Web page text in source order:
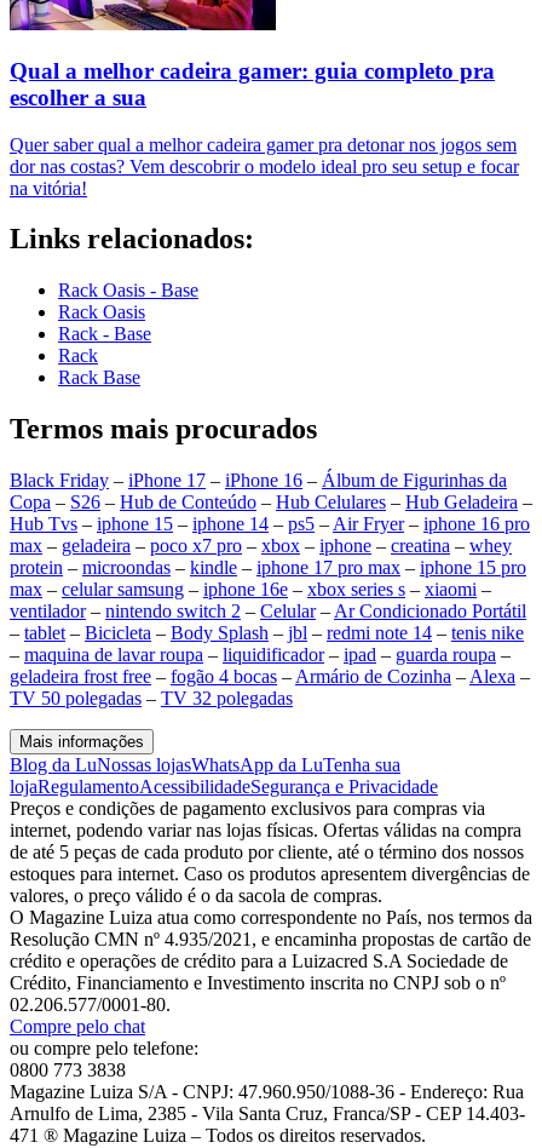
Qual a melhor cadeira gamer: guia completo pra
escolher a sua
Quer saber qual a melhor cadeira gamer pra detonar nos jogos sem
dor nas costas? Vem descobrir o modelo ideal pro seu setup e focar
na vitória!
Links relacionados:
Rack Oasis - Base
Rack Oasis
Rack - Base
Rack
Rack Base
Termos mais procurados
Black Friday – iPhone 17 – iPhone 16 – Álbum de Figurinhas da
Copa – S26 – Hub de Conteúdo – Hub Celulares – Hub Geladeira –
Hub Tvs – iphone 15 – iphone 14 – ps5 – Air Fryer– iphone 16 pro
max – geladeira – poco x7 pro – xbox – iphone – creatina – whey
protein – microondas – kindle – iphone 17 pro max – iphone 15 pro
max – celular samsung – iphone 16e – xbox series s – xiaomi –
ventilador– nintendo switch 2 – Celular– Ar Condicionado Portátil
– tablet – Bicicleta – Body Splash – jbl – redmi note 14 – tenis nike
– maquina de lavar roupa – liquidificador– ipad – guarda roupa –
geladeira frost free – fogão 4 bocas – Armário de Cozinha – Alexa –
TV 50 polegadas – TV 32 polegadas
Mais informações
Blog da LuNossas lojasWhatsApp da LuTenha sua
lojaRegulamentoAcessibilidadeSegurança e Privacidade
Preços e condições de pagamento exclusivos para compras via
internet, podendo variar nas lojas físicas. Ofertas válidas na compra
de até 5 peças de cada produto por cliente, até o término dos nossos
estoques para internet. Caso os produtos apresentem divergências de
valores, o preço válido é o da sacola de compras.
O Magazine Luiza atua como correspondente no País, nos termos da
Resolução CMN nº 4.935/2021, e encaminha propostas de cartão de
crédito e operações de crédito para a Luizacred S.A Sociedade de
Crédito, Financiamento e Investimento inscrita no CNPJ sob o nº
02.206.577/0001-80.
Compre pelo chat
ou compre pelo telefone:
0800 773 3838
Magazine Luiza S/A - CNPJ: 47.960.950/1088-36 - Endereço: Rua
Arnulfo de Lima, 2385 - Vila Santa Cruz, Franca/SP - CEP 14.403-
471 ® Magazine Luiza – Todos os direitos reservados.